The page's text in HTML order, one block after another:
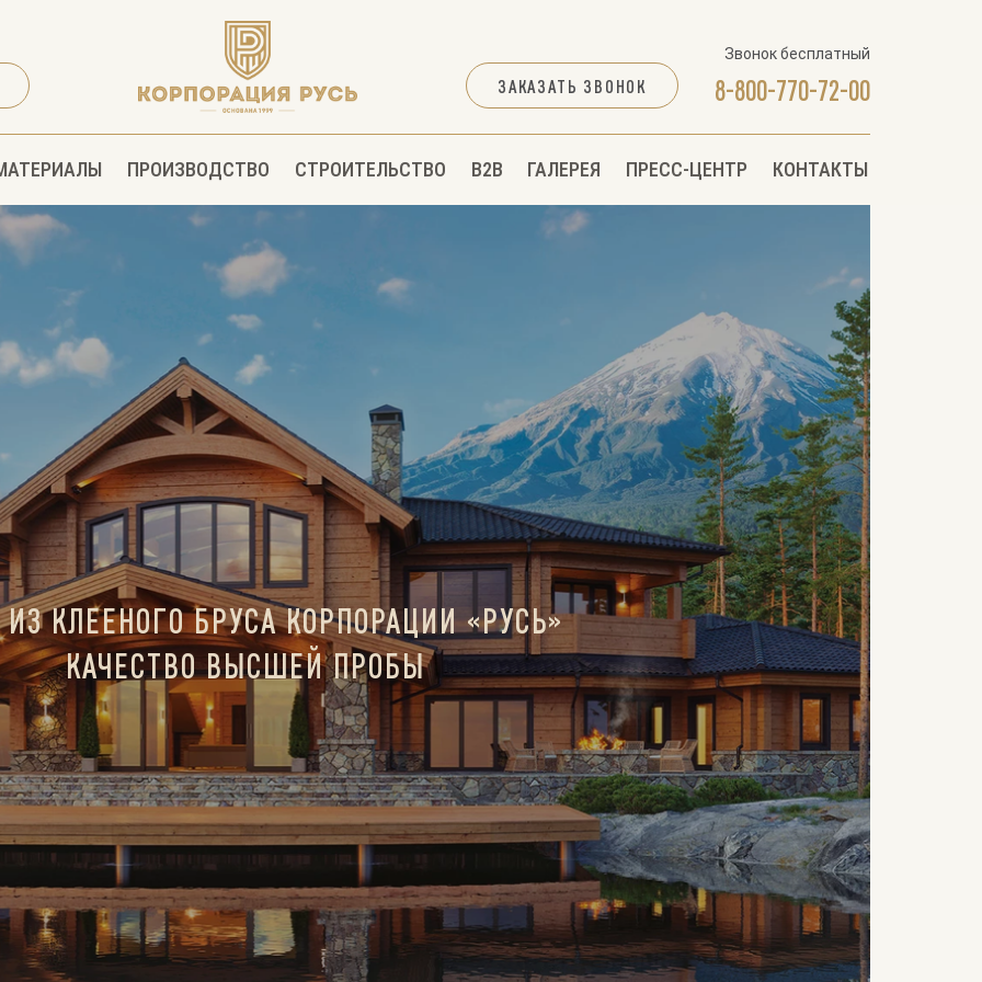
ЗАКАЗАТЬ ЗВОНОК 8-800-770-72-00
Звонок бесплатный
ПРОИЗВОДСТВО СТРОИТЕЛЬСТВО B2B ГАЛЕРЕЯ ПРЕСС-ЦЕНТР КОНТАКТЫ
КЛЕЕНОГО БРУСА КОРПОРАЦИИ «РУСЬ»
КАЧЕСТВО ВЫСШЕЙ ПРОБЫ